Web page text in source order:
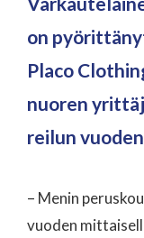
on
Placo
nuoren
reilun
– Menin
vuoden